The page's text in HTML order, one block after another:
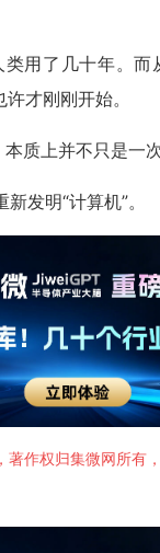
用了几十年。而
才刚刚开始。
质上并不只是一
发明“计算机”。
著作权归集微网所有